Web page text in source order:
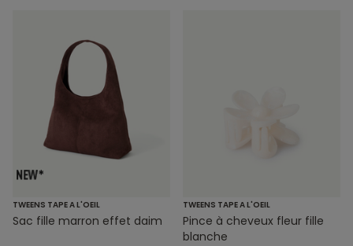
TWEENS TAPE A L'OEIL
Sac fille marron effet daim
TWEENS TAPE A L'OEIL
Pince à cheveux fleur fille
blanche